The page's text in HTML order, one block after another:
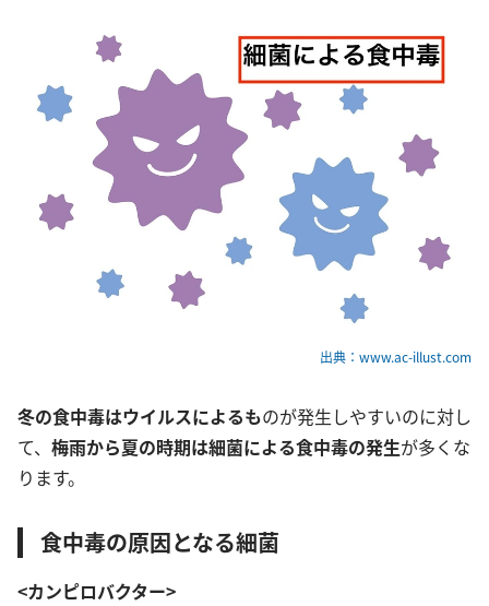
出典：www.ac-illust.com
冬の食中毒はウイルスによるものが発生しやすいのに対し
て、 梅雨から夏の時期は細菌による食中毒の発生が多くな
ります。
食中毒の原因となる細菌
<カンピロバクター>